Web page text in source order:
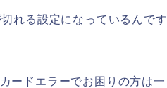
れる設定になっているんです
ードエラーでお困りの方は一